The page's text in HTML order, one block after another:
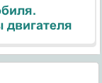
двигателя